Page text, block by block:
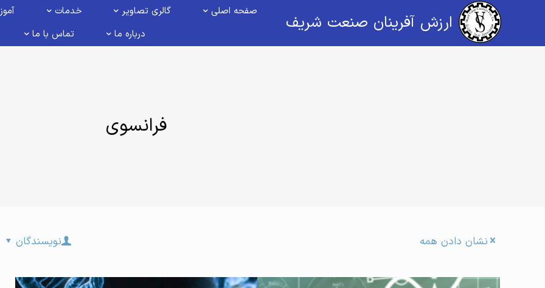
ارزش آفرینان صنعت شریف
صفحه اصلی گالری تصاویر خدمات
درباره ما
تماس با ما
فرانسوی
نویسندگان نشان دادن همه